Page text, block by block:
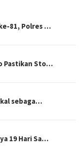
81, Polres …
Pastikan Sto…
sebaga…
19 Hari Sa…